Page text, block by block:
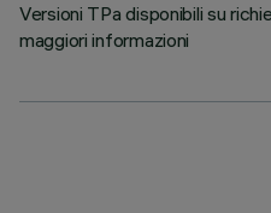
Versioni TPa disponibili su
maggiori informazioni